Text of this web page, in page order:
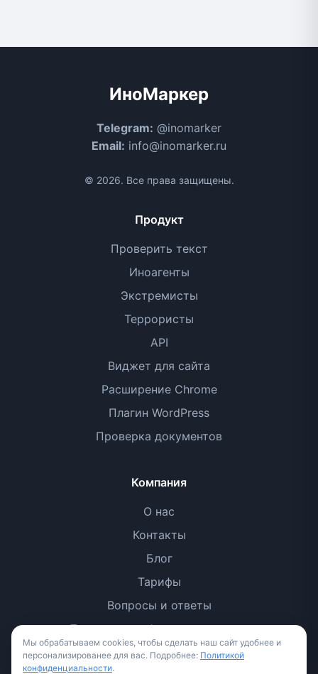
ИноМаркер
Telegram: @inomarker
Email: info@inomarker.ru
© 2026. Все права защищены.
Продукт
Проверить текст
Иноагенты
Экстремисты
Террористы
API
Виджет для сайта
Расширение Chrome
Плагин WordPress
Проверка документов
Компания
О нас
Контакты
Блог
Тарифы
Вопросы и ответы
Политика конфиденциальности
Условия использования
Мы обрабатываем cookies, чтобы сделать наш сайт удобнее и
персонализированее для вас. Подробнее: Политикой
конфиденциальности.